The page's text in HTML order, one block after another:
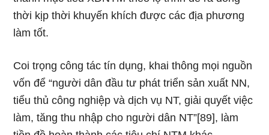
thời kịp thời khuyến khích được các địa phương
làm tốt.
Coi trọng công tác tín dụng, khai thông mọi nguồn
vốn để “người dân đầu tư phát triển sản xuất NN,
tiểu thủ công nghiệp và dịch vụ NT, giải quyết việc
làm, tăng thu nhập cho người dân NT”[89], làm